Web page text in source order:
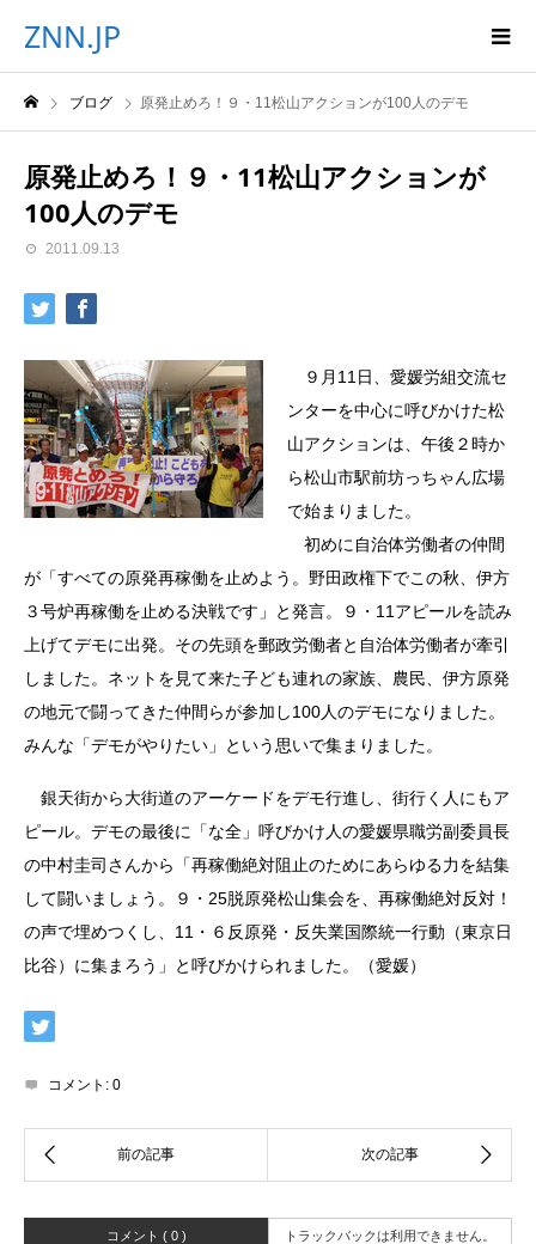
ZNN.JP
ブログ 原発止めろ！９・11松山アクションが100人のデモ
原発止めろ！９・11松山アクションが
100人のデモ
2011.09.13
９月11日、愛媛労組交流セ
ンターを中心に呼びかけた松
山アクションは、午後２時か
ら松山市駅前坊っちゃん広場
で始まりました。
初めに自治体労働者の仲間
が「すべての原発再稼働を止めよう。野田政権下でこの秋、伊方
３号炉再稼働を止める決戦です」と発言。９・11アピールを読み
上げてデモに出発。その先頭を郵政労働者と自治体労働者が牽引
しました。ネットを見て来た子ども連れの家族、農民、伊方原発
の地元で闘ってきた仲間らが参加し100人のデモになりました。
みんな「デモがやりたい」という思いで集まりました。
銀天街から大街道のアーケードをデモ行進し、街行く人にもア
ピール。デモの最後に「な全」呼びかけ人の愛媛県職労副委員長
の中村圭司さんから「再稼働絶対阻止のためにあらゆる力を結集
して闘いましょう。９・25脱原発松山集会を、再稼働絶対反対！
の声で埋めつくし、11・６反原発・反失業国際統一行動（東京日
比谷）に集まろう」と呼びかけられました。（愛媛）
コメント: 0
コメント ( 0 ) トラックバックは利用できません。